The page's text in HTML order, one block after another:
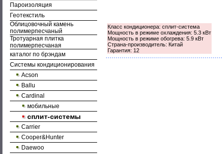
Пароизоляция
Геотекстиль
Облицовочный камень
полимерпесчаный
Тротуарная плитка
полимерпесчаная
каталог по брэндам
Системы кондиционирования
Acson
Ballu
Cardinal
мобильные
сплит-системы
Carrier
Cooper&Hunter
Daewoo
Класс кондиционера: сплит-система
Мощность в режиме охлаждения: 5.3 кВт
Мощность в режиме обогрева: 5.9 кВт
Страна-производитель: Китай
Гарантия: 12